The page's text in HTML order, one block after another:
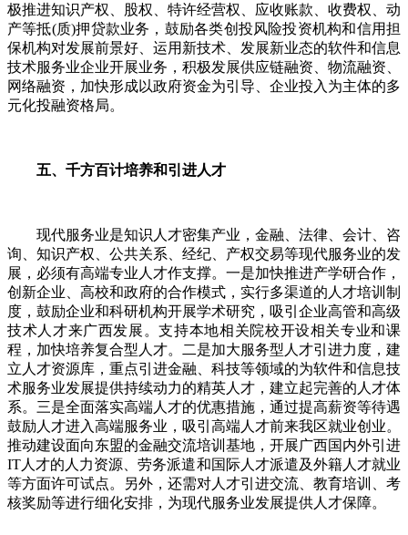
极推进知识产权、股权、特许经营权、应收账款、收费权、动
产等抵(质)押贷款业务，鼓励各类创投风险投资机构和信用担
保机构对发展前景好、运用新技术、发展新业态的软件和信息
技术服务业企业开展业务，积极发展供应链融资、物流融资、
网络融资，加快形成以政府资金为引导、企业投入为主体的多
元化投融资格局。
五、千方百计培养和引进人才
现代服务业是知识人才密集产业，金融、法律、会计、咨
询、知识产权、公共关系、经纪、产权交易等现代服务业的发
展，必须有高端专业人才作支撑。一是加快推进产学研合作，
创新企业、高校和政府的合作模式，实行多渠道的人才培训制
度，鼓励企业和科研机构开展学术研究，吸引企业高管和高级
技术人才来广西发展。支持本地相关院校开设相关专业和课
程，加快培养复合型人才。二是加大服务型人才引进力度，建
立人才资源库，重点引进金融、科技等领域的为软件和信息技
术服务业发展提供持续动力的精英人才，建立起完善的人才体
系。三是全面落实高端人才的优惠措施，通过提高薪资等待遇
鼓励人才进入高端服务业，吸引高端人才前来我区就业创业。
推动建设面向东盟的金融交流培训基地，开展广西国内外引进
IT人才的人力资源、劳务派遣和国际人才派遣及外籍人才就业
等方面许可试点。另外，还需对人才引进交流、教育培训、考
核奖励等进行细化安排，为现代服务业发展提供人才保障。